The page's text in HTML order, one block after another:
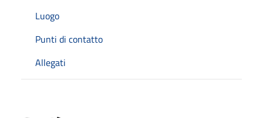
Luogo
Punti di contatto
Allegati